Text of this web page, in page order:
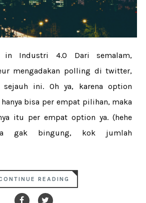
in Industri 4.0 Dari semalam,
mengadakan polling di twitter,
ini. Oh ya, karena option
bisa per empat pilihan, maka
itu per empat option ya. (hehe
gak bingung, kok jumlah
READING